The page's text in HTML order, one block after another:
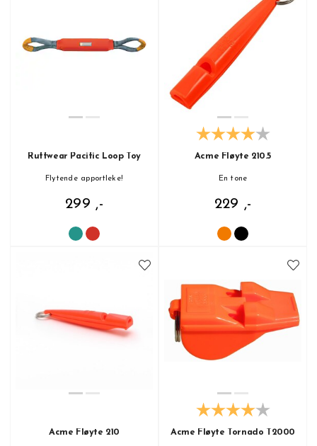
Ruffwear Pacific Loop Toy
Flytende apportleke!
299 ,-
Acme Fløyte 210.5
En tone
229 ,-
Acme Fløyte 210 Acme Fløyte Tornado T2000